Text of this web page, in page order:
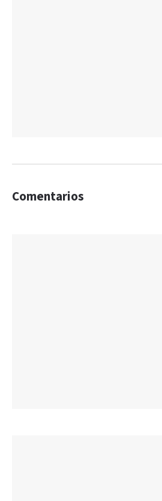
Comentarios